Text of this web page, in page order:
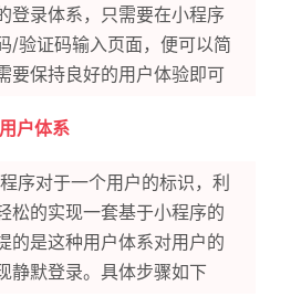
登录体系，只需要在小程序
/验证码输入页面，便可以简
要保持良好的用户体验即可
户体系
序对于一个用户的标识，利
松的实现一套基于小程序的
的是这种用户体系对用户的
静默登录。具体步骤如下